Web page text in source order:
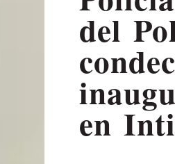
del
en